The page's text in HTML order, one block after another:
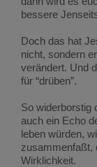
bessere
Doch das hat
nicht, sondern
verändert. Und
für “drüben”.
So widerborstig
auch ein Echo
leben würden,
zusammenfaßt,
Wirklichkeit.